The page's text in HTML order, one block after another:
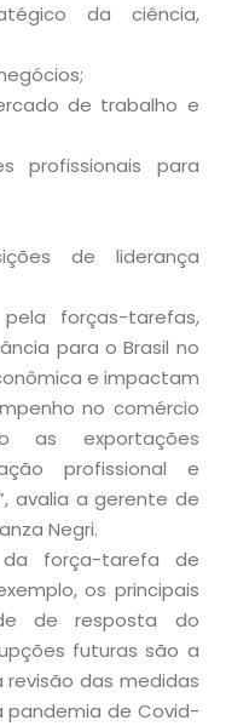
da ciência,
de trabalho e
profissionais para
de liderança
forças-tarefas,
para o Brasil no
e impactam
no comércio
as exportações
profissional e
avalia a gerente de
Negri.
da força-tarefa de
os principais
de resposta do
futuras são a
revisão das medidas
de Covid-